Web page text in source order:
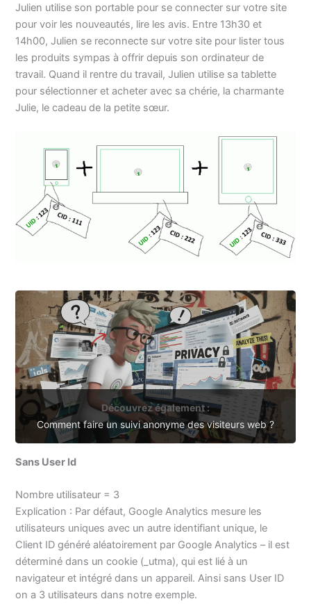
Julien utilise son portable pour se connecter sur votre site
pour voir les nouveautés, lire les avis. Entre 13h30 et
14h00, Julien se reconnecte sur votre site pour lister tous
les produits sympas à offrir depuis son ordinateur de
travail. Quand il rentre du travail, Julien utilise sa tablette
pour sélectionner et acheter avec sa chérie, la charmante
Julie, le cadeau de la petite sœur.
Découvrez également :
Comment faire un suivi anonyme des visiteurs web ?
Sans User Id
Nombre utilisateur = 3
Explication : Par défaut, Google Analytics mesure les
utilisateurs uniques avec un autre identifiant unique, le
Client ID généré aléatoirement par Google Analytics – il est
déterminé dans un cookie (_utma), qui est lié à un
navigateur et intégré dans un appareil. Ainsi sans User ID
on a 3 utilisateurs dans notre exemple.